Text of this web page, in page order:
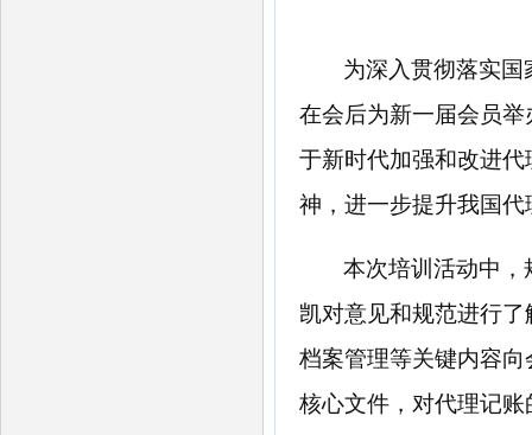
为深入贯彻落实
在会后为新一届会员
于新时代加强和改进
神，进一步提升我国
本次培训活动中，
凯对意见和规范进行了
档案管理等关键内容
核心文件，对代理记